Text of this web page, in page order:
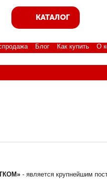
КАТАЛОГ
Блог Как купить О
- является крупнейшим